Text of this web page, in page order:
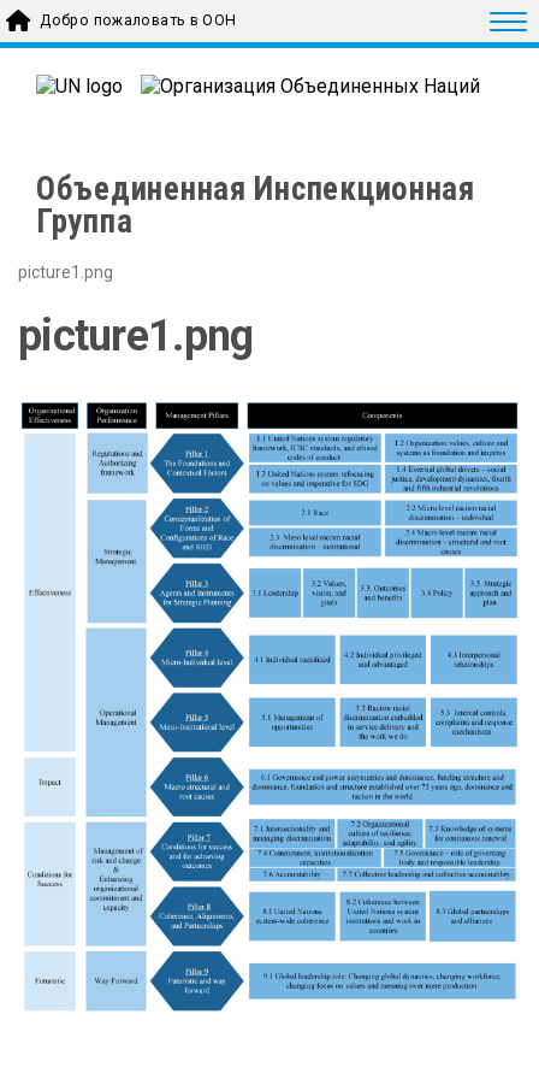
Skip to main content
Добро пожаловать в ООН
Объединенная Инспекционная
Группа
picture1.png
picture1.png